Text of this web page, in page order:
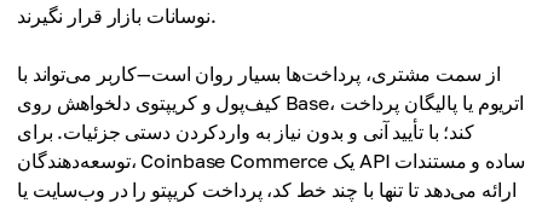
نوسانات بازار قرار نگیرند.
از سمت مشتری، پرداخت‌ها بسیار روان است—کاربر می‌تواند با
کیف‌پول و کریپتوی دلخواهش روی Base، اتریوم یا پالیگان پرداخت
کند؛ با تأیید آنی و بدون نیاز به واردکردن دستی جزئیات. برای
توسعه‌دهندگان، Coinbase Commerce یک API ساده و مستندات
ارائه می‌دهد تا تنها با چند خط کد، پرداخت کریپتو را در وب‌سایت یا